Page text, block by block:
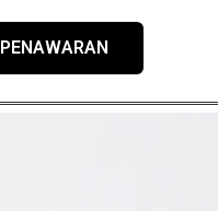
PENAWARAN